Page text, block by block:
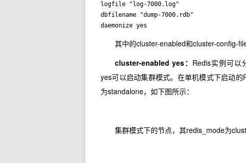
logfile "log-7000.log"
dbfilename "dump-7000.rdb"
daemonize yes
其中的cluster-enabled和cluster-config-
cluster-enabled yes： Redis实例可以
yes可以启动集群模式。在单机模式下启动
为standalone，如下图所示：
集群模式下的节点，其redis_mode为